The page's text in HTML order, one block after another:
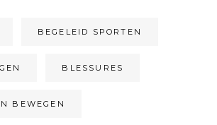
BEGELEID SPORTEN
BLESSURES
BEWEGEN